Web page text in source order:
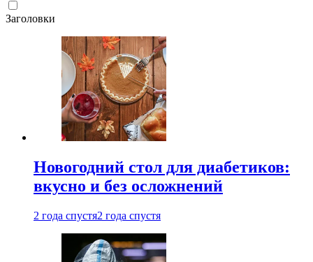
Заголовки
Новогодний стол для диабетиков:
вкусно и без осложнений
2 года спустя2 года спустя